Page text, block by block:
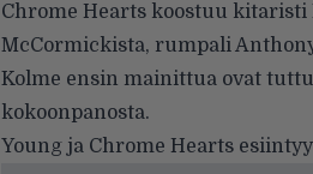
Chrome Hearts koostuu kitaristi
McCormickista, rumpali
Kolme ensin mainittua ovat
kokoonpanosta.
Young ja Chrome Hearts